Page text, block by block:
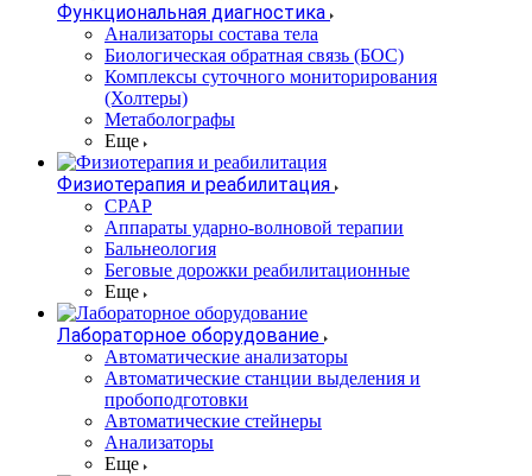
Функциональная диагностика
Анализаторы состава тела
Биологическая обратная связь (БОС)
Комплексы суточного мониторирования
(Холтеры)
Метаболографы
Еще
Физиотерапия и реабилитация
CPAP
Аппараты ударно-волновой терапии
Бальнеология
Беговые дорожки реабилитационные
Еще
Лабораторное оборудование
Автоматические анализаторы
Автоматические станции выделения и
пробоподготовки
Автоматические стейнеры
Анализаторы
Еще